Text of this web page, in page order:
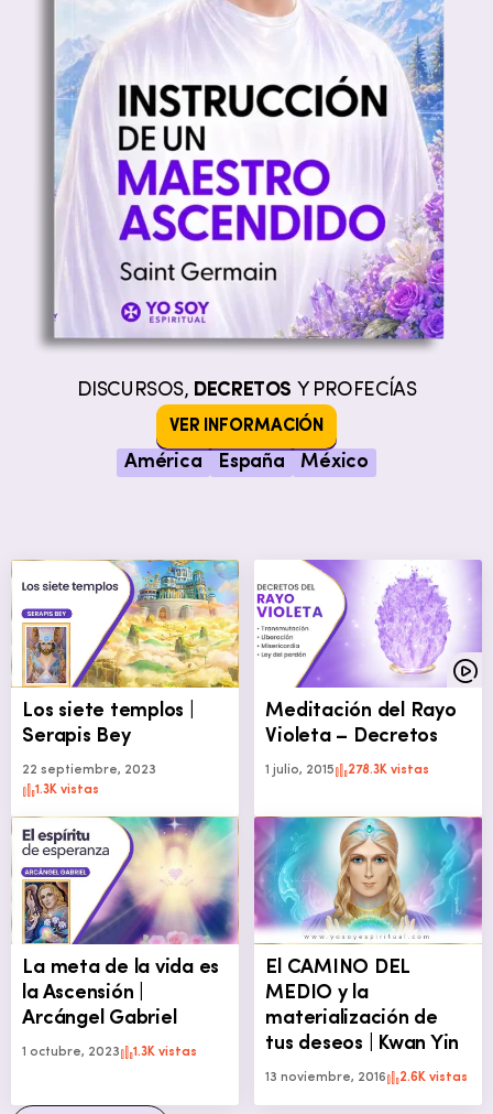
DISCURSOS, DECRETOS Y PROFECÍAS
VER INFORMACIÓN
América España México
Los siete templos |
Serapis Bey
22 septiembre, 2023
1.3K vistas
Meditación del Rayo
Violeta – Decretos
1 julio, 2015 278.3K vistas
La meta de la vida es
la Ascensión |
Arcángel Gabriel
1 octubre, 2023 1.3K vistas
El CAMINO DEL
MEDIO y la
materialización de
tus deseos | Kwan Yin
13 noviembre, 2016 2.6K vistas